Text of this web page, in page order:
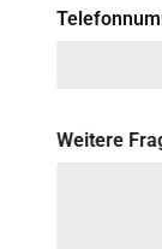
Weitere